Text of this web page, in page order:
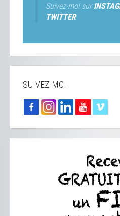
Suivez-moi sur
TWITTER
SUIVEZ-MOI